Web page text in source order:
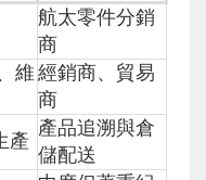
航太零件分銷
商
維 經銷商、貿易
商
產
產品追溯與倉
儲配送